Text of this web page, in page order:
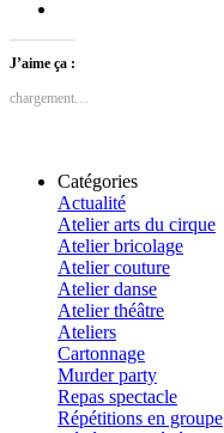
J’aime ça :
chargement…
Catégories
Actualité
Atelier arts du cirque
Atelier bricolage
Atelier couture
Atelier danse
Atelier théâtre
Ateliers
Cartonnage
Murder party
Repas spectacle
Répétitions en groupe